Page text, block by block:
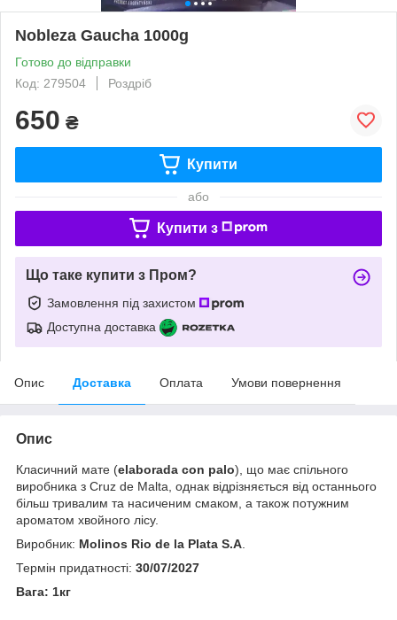
Nobleza Gaucha 1000g
Готово до відправки
Код: 279504
Роздріб
650 ₴
Купити
або
Купити з
Що таке купити з Пром?
Замовлення під захистом
Доступна доставка
Опис Доставка Оплата Умови повернення
Опис
Класичний мате (elaborada con palo), що має спільного
виробника з Cruz de Malta, однак відрізняється від останнього
більш тривалим та насиченим смаком, а також потужним
ароматом хвойного лісу.
Виробник: Molinos Rio de la Plata S.A
Термін придатності: 30/07/2027
Вага: 1кг